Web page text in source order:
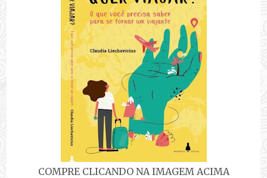
COMPRE CLICANDO NA IMAGEM ACIMA